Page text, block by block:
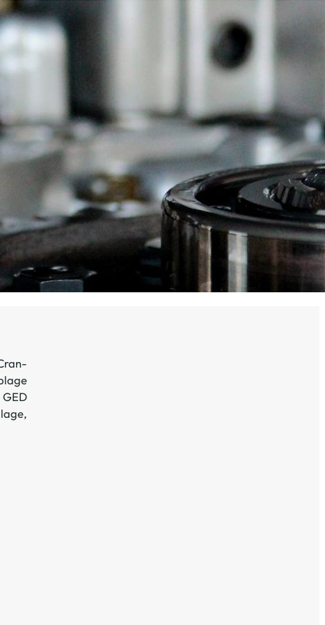
en matière d'achats inclusifs
votre croissance »
dédiées au développement commercial
services de networking
de nouvelles activités
GED